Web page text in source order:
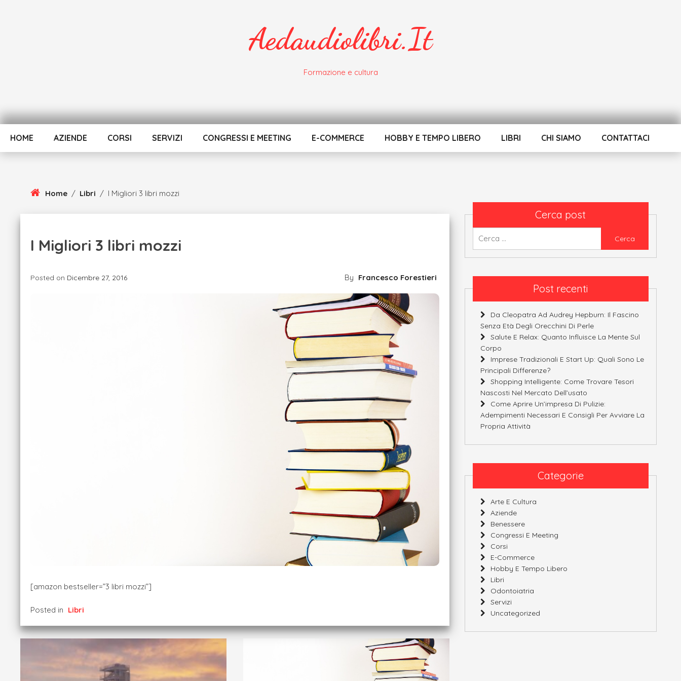
Aedaudiolibri.it
Formazione e cultura
HOME AZIENDE CORSI SERVIZI CONGRESSI E MEETING E-COMMERCE HOBBY E TEMPO LIBERO LIBRI CHI SIAMO CONTATTACI
Home / Libri / I Migliori 3 libri mozzi
I Migliori 3 libri mozzi
Posted on Dicembre 27, 2016 By Francesco Forestieri
[amazon bestseller=”3 libri mozzi”]
Posted in Libri
Cerca post
Post recenti
Da Cleopatra Ad Audrey Hepburn: Il Fascino
Senza Età Degli Orecchini Di Perle
Salute E Relax: Quanto Influisce La Mente Sul
Corpo
Imprese Tradizionali E Start Up: Quali Sono Le
Principali Differenze?
Shopping Intelligente: Come Trovare Tesori
Nascosti Nel Mercato Dell’usato
Come Aprire Un’impresa Di Pulizie:
Adempimenti Necessari E Consigli Per Avviare La
Propria Attività
Categorie
Arte E Cultura
Aziende
Benessere
Congressi E Meeting
Corsi
E-Commerce
Hobby E Tempo Libero
Libri
Odontoiatria
Servizi
Uncategorized